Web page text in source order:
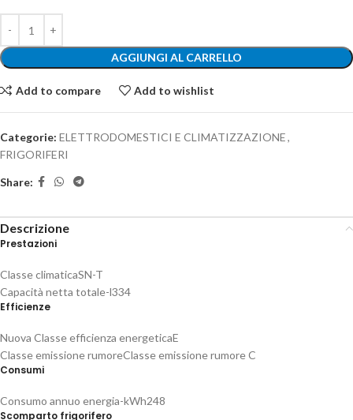
AGGIUNGI AL CARRELLO
Add to compare Add to wishlist
Categorie: ELETTRODOMESTICI E CLIMATIZZAZIONE,
FRIGORIFERI
Share:
Descrizione
Prestazioni
Classe climaticaSN-T
Capacità netta totale-l334
Efficienze
Nuova Classe efficienza energeticaE
Classe emissione rumoreClasse emissione rumore C
Consumi
Consumo annuo energia-kWh248
Scomparto frigorifero